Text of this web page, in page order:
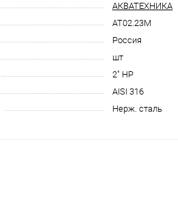
АКВАТЕХНИКА
AT02.23M
Россия
шт
2" НР
AISI 316
Нерж. сталь